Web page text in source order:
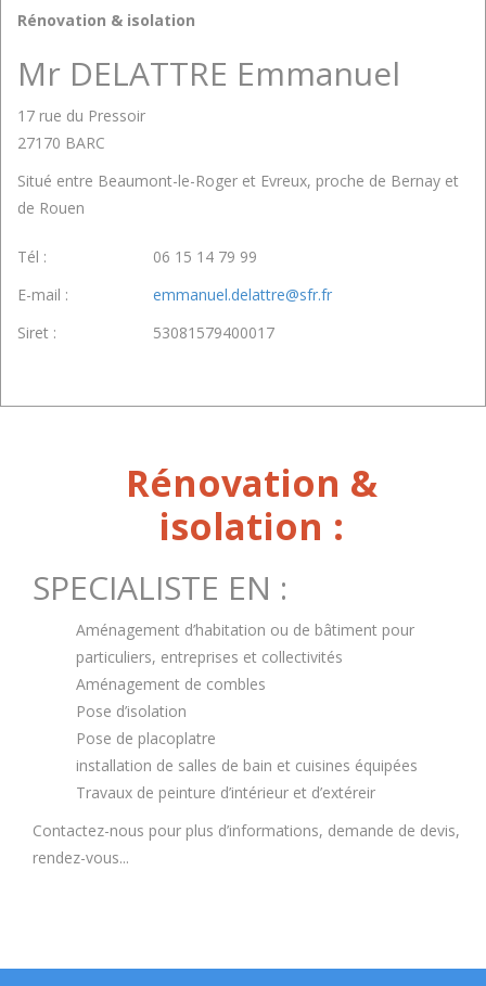
Rénovation & isolation
Mr DELATTRE Emmanuel
17 rue du Pressoir
27170 BARC
Situé entre Beaumont-le-Roger et Evreux, proche de Bernay et
de Rouen
Tél :
06 15 14 79 99
E-mail :
emmanuel.delattre@sfr.fr
Siret :
53081579400017
Rénovation &
isolation :
SPECIALISTE EN :
Aménagement d’habitation ou de bâtiment pour
particuliers, entreprises et collectivités
Aménagement de combles
Pose d’isolation
Pose de placoplatre
installation de salles de bain et cuisines équipées
Travaux de peinture d’intérieur et d’extéreir
Contactez-nous pour plus d’informations, demande de devis,
rendez-vous...